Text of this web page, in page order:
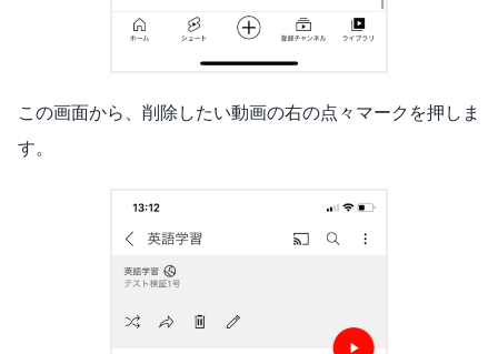
この画面から、削除したい動画の右の点々マークを押しま
す。